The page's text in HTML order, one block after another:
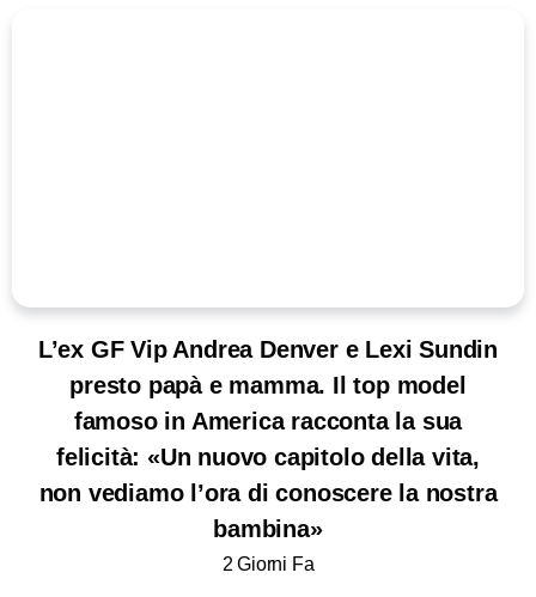
L’ex GF Vip Andrea Denver e Lexi Sundin
presto papà e mamma. Il top model
famoso in America racconta la sua
felicità: «Un nuovo capitolo della vita,
non vediamo l’ora di conoscere la nostra
bambina»
2 Giorni Fa